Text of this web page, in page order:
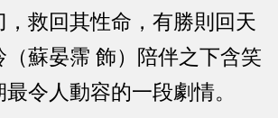
救回其性命，有勝則回天
（蘇晏霈 飾）陪伴之下含笑
令人動容的一段劇情。